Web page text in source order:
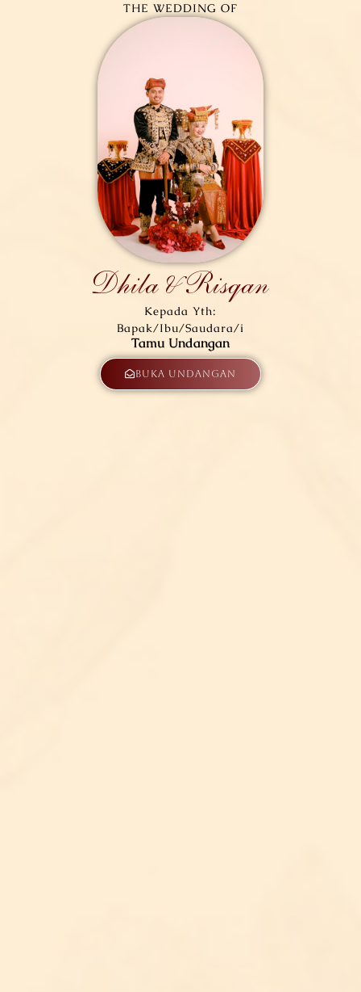
THE WEDDING OF
Dhila & Risqan
Kepada Yth:
Bapak/Ibu/Saudara/i
Tamu Undangan
Buka Undangan